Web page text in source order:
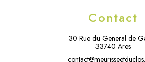
Contact
30 Rue du General de
33740 Ares